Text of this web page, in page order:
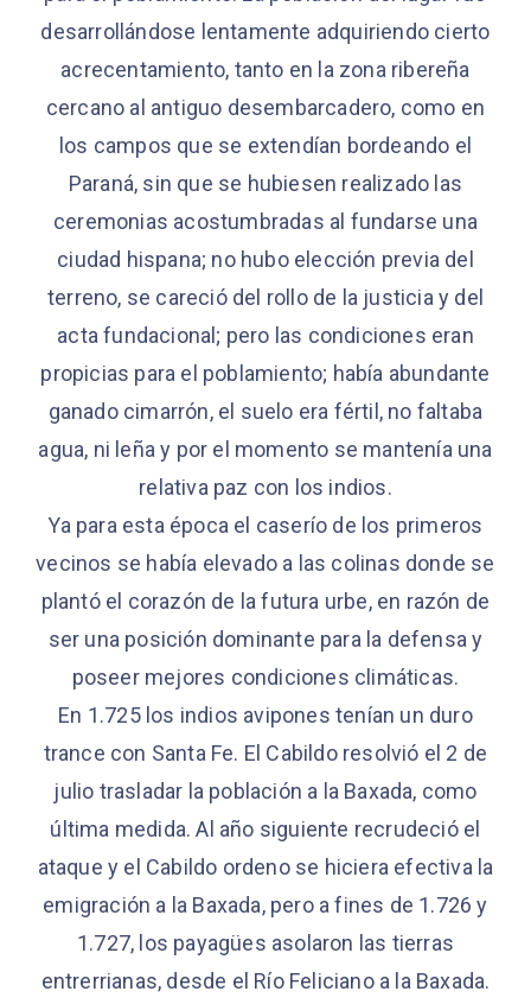
desarrollándose lentamente adquiriendo cierto
acrecentamiento, tanto en la zona ribereña
cercano al antiguo desembarcadero, como en
los campos que se extendían bordeando el
Paraná, sin que se hubiesen realizado las
ceremonias acostumbradas al fundarse una
ciudad hispana; no hubo elección previa del
terreno, se careció del rollo de la justicia y del
acta fundacional; pero las condiciones eran
propicias para el poblamiento; había abundante
ganado cimarrón, el suelo era fértil, no faltaba
agua, ni leña y por el momento se mantenía una
relativa paz con los indios.
Ya para esta época el caserío de los primeros
vecinos se había elevado a las colinas donde se
plantó el corazón de la futura urbe, en razón de
ser una posición dominante para la defensa y
poseer mejores condiciones climáticas.
En 1.725 los indios avipones tenían un duro
trance con Santa Fe. El Cabildo resolvió el 2 de
julio trasladar la población a la Baxada, como
última medida. Al año siguiente recrudeció el
ataque y el Cabildo ordeno se hiciera efectiva la
emigración a la Baxada, pero a fines de 1.726 y
1.727, los payagües asolaron las tierras
entrerrianas, desde el Río Feliciano a la Baxada.